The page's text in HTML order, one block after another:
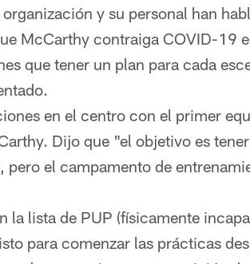
y su personal han
McCarthy contraiga COVID-19
que tener un plan para cada
en el centro con el primer
Dijo que "el objetivo es
pero el campamento de
la lista de PUP (físicamente
para comenzar las prácticas